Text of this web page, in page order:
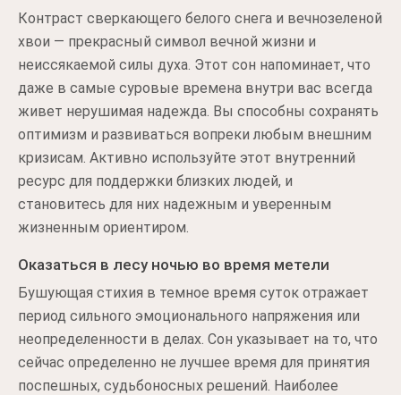
Контраст сверкающего белого снега и вечнозеленой
хвои — прекрасный символ вечной жизни и
неиссякаемой силы духа. Этот сон напоминает, что
даже в самые суровые времена внутри вас всегда
живет нерушимая надежда. Вы способны сохранять
оптимизм и развиваться вопреки любым внешним
кризисам. Активно используйте этот внутренний
ресурс для поддержки близких людей, и
становитесь для них надежным и уверенным
жизненным ориентиром.
Оказаться в лесу ночью во время метели
Бушующая стихия в темное время суток отражает
период сильного эмоционального напряжения или
неопределенности в делах. Сон указывает на то, что
сейчас определенно не лучшее время для принятия
поспешных, судьбоносных решений. Наиболее